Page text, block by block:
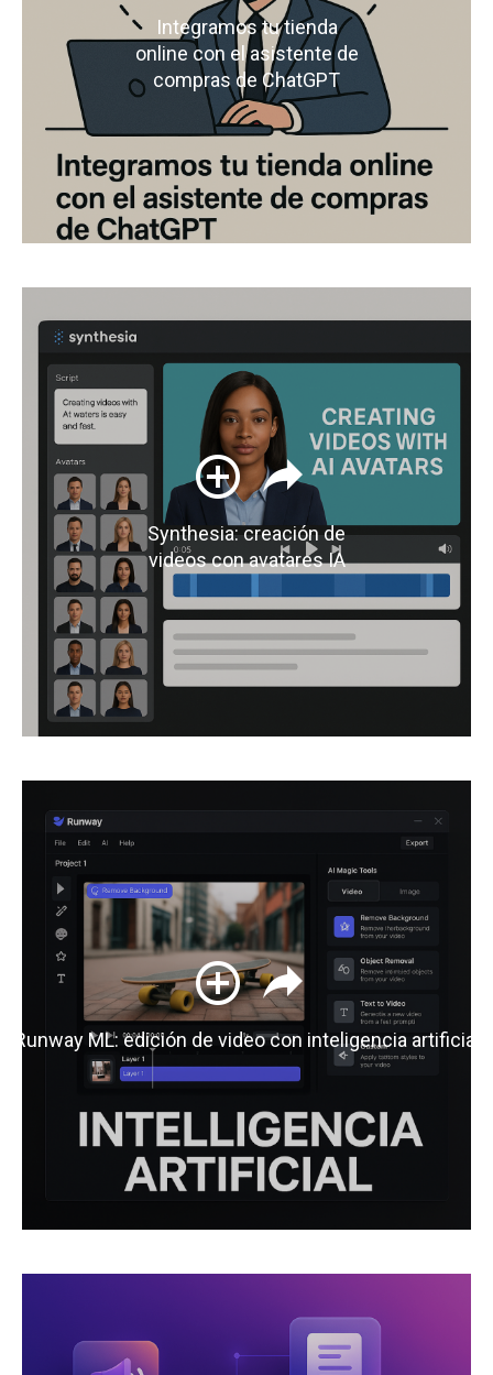
Integramos tu tienda
online con el asistente de
compras de ChatGPT
Synthesia: creación de
videos con avatares IA
Runway ML: edición de video con inteligencia artificial